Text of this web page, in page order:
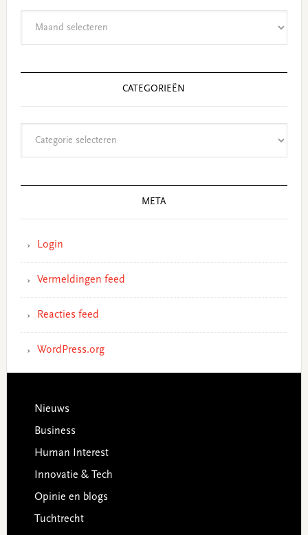
CATEGORIEËN
META
Login
Vermeldingen feed
Reacties feed
WordPress.org
Footer
Nieuws
Business
Human Interest
Innovatie & Tech
Opinie en blogs
Tuchtrecht